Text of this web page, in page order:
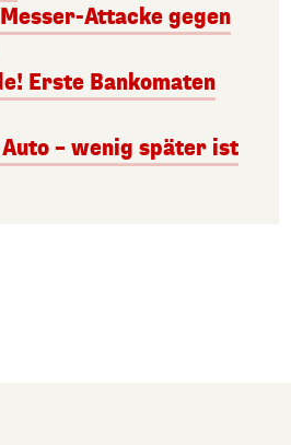
Attacke gegen
Erste Bankomaten
– wenig später ist